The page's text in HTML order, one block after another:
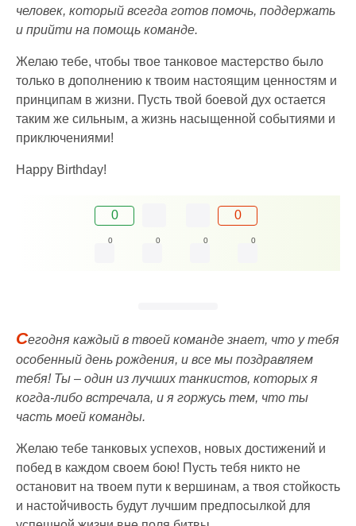
человек, который всегда готов помочь, поддержать
и прийти на помощь команде.
Желаю тебе, чтобы твое танковое мастерство было
только в дополнению к твоим настоящим ценностям и
принципам в жизни. Пусть твой боевой дух остается
таким же сильным, а жизнь насыщенной событиями и
приключениями!
Happy Birthday!
0 0
0 0 0 0
Сегодня каждый в твоей команде знает, что у тебя
особенный день рождения, и все мы поздравляем
тебя! Ты – один из лучших танкистов, которых я
когда-либо встречала, и я горжусь тем, что ты
часть моей команды.
Желаю тебе танковых успехов, новых достижений и
побед в каждом своем бою! Пусть тебя никто не
остановит на твоем пути к вершинам, а твоя стойкость
и настойчивость будут лучшим предпосылкой для